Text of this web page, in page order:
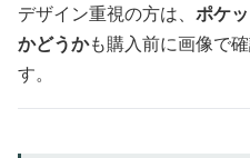
デザイン重視の方は、 ポケ
かどうかも購入前に画像で
す。